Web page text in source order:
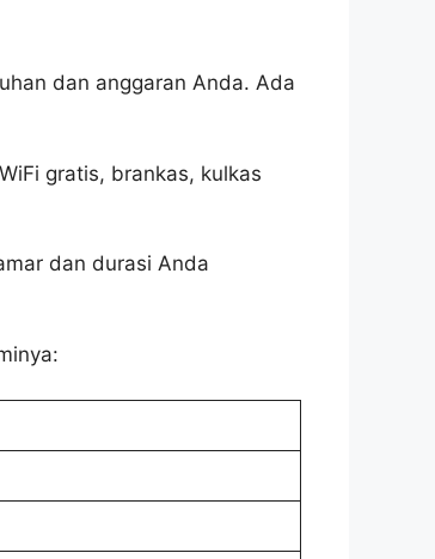
dan anggaran Anda. Ada
gratis, brankas, kulkas
dan durasi Anda